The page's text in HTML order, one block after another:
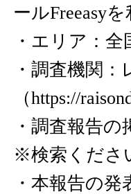
ールFreeasyを
・エリア：全
・調査機関
（https://
・調査報告
※検索くださ
・本報告の発